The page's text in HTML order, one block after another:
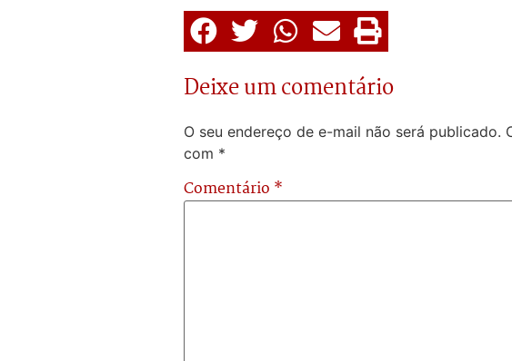
Deixe um comentário
O seu endereço de e-mail não será publicado.
com *
Comentário *